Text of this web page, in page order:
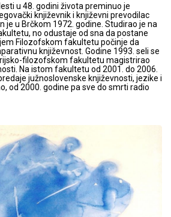
u 48. godini života preminuo je
književnik i književni prevodilac
je u Brčkom 1972. godine. Studirao je na
no odustaje od sna da postane
Filozofskom fakultetu počinje da
književnost. Godine 1993. seli se
filozofskom fakultetu magistrirao
Na istom fakultetu od 2001. do 2006.
južnoslovenske književnosti, jezike i
od 2000. godine pa sve do smrti radio